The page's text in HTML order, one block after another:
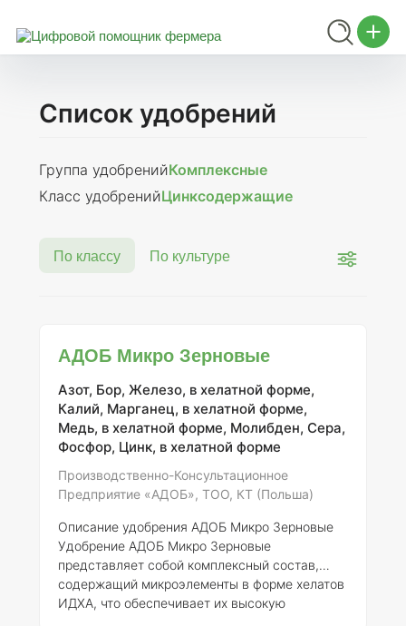
Список удобрений
Группа удобренийКомплексные
Класс удобренийЦинксодержащие
По классу По культуре
АДОБ Микро Зерновые
Азот, Бор, Железо, в хелатной форме,
Калий, Марганец, в хелатной форме,
Медь, в хелатной форме, Молибден, Сера,
Фосфор, Цинк, в хелатной форме
Производственно-Консультационное
Предприятие «АДОБ», ТОО, КТ (Польша)
Описание удобрения АДОБ Микро Зерновые
Удобрение АДОБ Микро Зерновые
представляет собой комплексный состав,
содержащий микроэлементы в форме хелатов
ИДХА, что обеспечивает их высокую